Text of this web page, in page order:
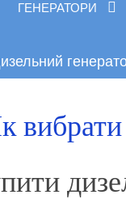
ГЕНЕРАТОРИ
вибрати